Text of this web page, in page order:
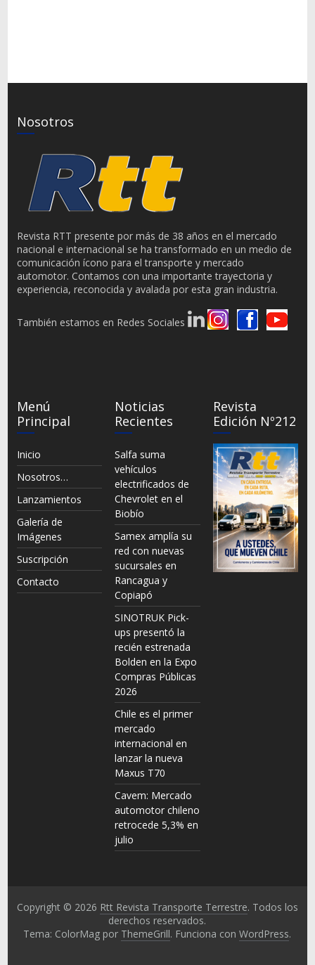
Nosotros
Revista RTT presente por más de 38 años en el mercado
nacional e internacional se ha transformado en un medio de
comunicación ícono para el transporte y mercado
automotor. Contamos con una importante trayectoria y
experiencia, reconocida y avalada por esta gran industria.
También estamos en Redes Sociales
Menú
Principal
Inicio
Nosotros…
Lanzamientos
Galería de
Imágenes
Suscripción
Contacto
Noticias
Recientes
Salfa suma
vehículos
electrificados de
Chevrolet en el
Biobío
Samex amplía su
red con nuevas
sucursales en
Rancagua y
Copiapó
SINOTRUK Pick-
ups presentó la
recién estrenada
Bolden en la Expo
Compras Públicas
2026
Chile es el primer
mercado
internacional en
lanzar la nueva
Maxus T70
Cavem: Mercado
automotor chileno
retrocede 5,3% en
julio
Revista
Edición Nº212
Copyright © 2026 Rtt Revista Transporte Terrestre. Todos los
derechos reservados.
Tema: ColorMag por ThemeGrill. Funciona conWordPress.